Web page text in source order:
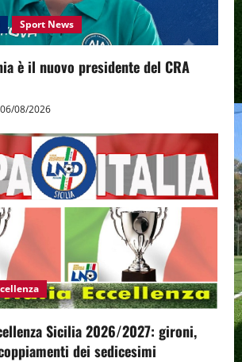
Sport News
è il nuovo presidente del CRA
06/08/2026
Sicilia 2026/2027: gironi,
dei sedicesimi